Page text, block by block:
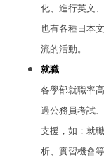
化、進行英文
也有各種日本
流的活動。
就職
各學部就職率
過公務員考試
支援，如：就
析、實習機會